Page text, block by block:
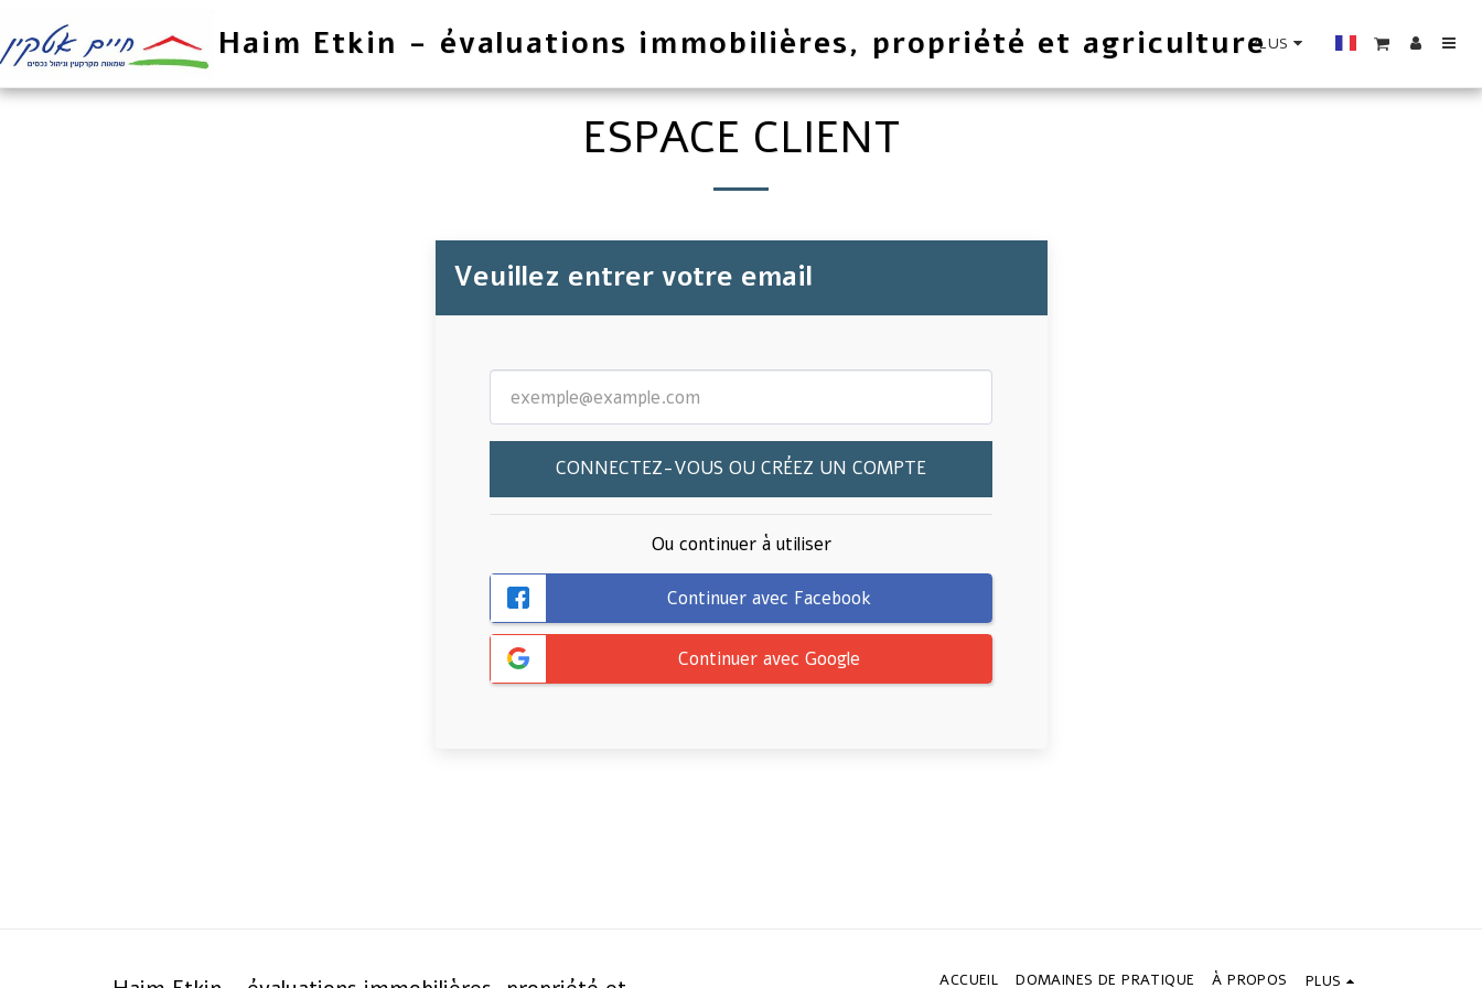
Haim Etkin - évaluations immobilières, propriété et agriculturePLUS
ESPACE CLIENT
Veuillez entrer votre email
CONNECTEZ-VOUS OU CRÉEZ UN COMPTE
Ou continuer à utiliser
Continuer avec Facebook
Continuer avec Google
ACCUEIL DOMAINES DE PRATIQUE À PROPOS PLUS